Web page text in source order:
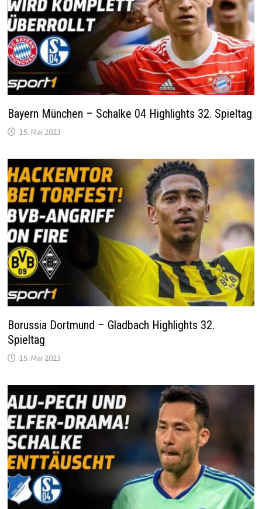
Bayern München – Schalke 04 Highlights 32. Spieltag
15. Mai 2023
Borussia Dortmund – Gladbach Highlights 32.
Spieltag
15. Mai 2023